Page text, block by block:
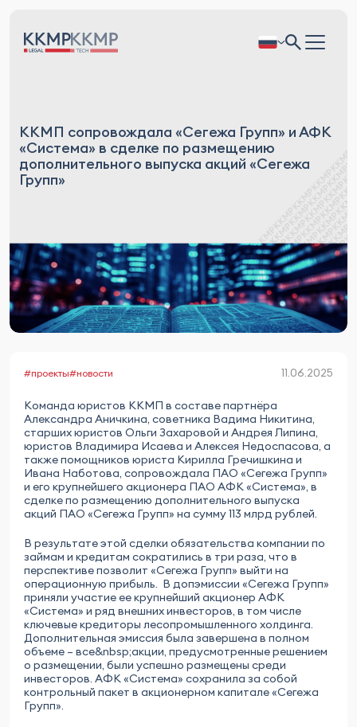
ККМП сопровождала «Сегежа Групп» и АФК
«Система» в сделке по размещению
дополнительного выпуска акций «Сегежа
Групп»
#проекты#новости 11.06.2025
Команда юристов ККМП в составе партнёра
Александра Аничкина, советника Вадима Никитина,
старших юристов Ольги Захаровой и Андрея Липина,
юристов Владимира Исаева и Алексея Недоспасова, а
также помощников юриста Кирилла Гречишкина и
Ивана Наботова, сопровождала ПАО «Сегежа Групп»
и его крупнейшего акционера ПАО АФК «Система», в
сделке по размещению дополнительного выпуска
акций ПАО «Сегежа Групп» на сумму 113 млрд рублей.
В результате этой сделки обязательства компании по
займам и кредитам сократились в три раза, что в
перспективе позволит «Сегежа Групп» выйти на
операционную прибыль. В допэмиссии «Сегежа Групп»
приняли участие ее крупнейший акционер АФК
«Система» и ряд внешних инвесторов, в том числе
ключевые кредиторы лесопромышленного холдинга.
Дополнительная эмиссия была завершена в полном
объеме – все&nbsp;акции, предусмотренные решением
о размещении, были успешно размещены среди
инвесторов. АФК «Система» сохранила за собой
контрольный пакет в акционерном капитале «Сегежа
Групп».